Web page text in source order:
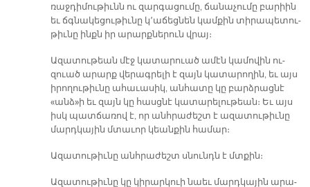
ռաջ­դի­մու­թիւնն ու զար­գա­ցու­մը, ճա­նա­չու­մը բա­րիին
եւ ճգնա­կե­ցու­թիւ­նը կ՚ա­ճեց­նեն կամ­քին տի­րա­պե­տու­
թիւ­նը ինքն իր ա­րարք­նե­րուն վրայ։
Ա­զա­տու­թեան մէջ կա­տա­րուած ա­մէն կա­մո­վին ու­
զուած ա­րարք վե­րագ­րե­լի է զայն կա­տա­րո­ղին, եւ այս
ի­րո­ղու­թիւ­նը ա­հա­ւա­սիկ, ան­հա­տը կը բարձ­րաց­նէ
«անձ»ի եւ զայն կը հասց­նէ կա­տա­րե­լու­թեան։ Եւ այս
իսկ պատ­ճա­ռով է, որ անհ­րա­ժեշտ է ա­զա­տու­թիւ­նը
մարդ­կա­յին մտա­ւոր կեան­քին հա­մար։
Ա­զա­տու­թիւ­նը անհ­րա­ժեշտ սնունդն է մտքին։
Ա­զա­տու­թիւ­նը կը կի­րար­կուի նաեւ մարդ­կա­յին ա­րա­